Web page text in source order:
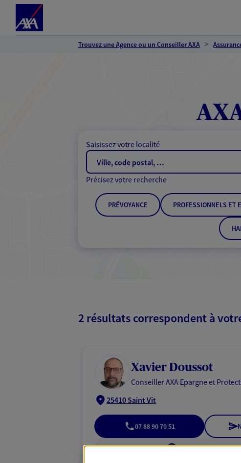
Trouvez une Agence ou un Conseiller AXA
Saisissez votre localité
Précisez votre recherche
PRÉVOYANCE PROFESSIONNELS ET
2 résultats correspondent à
Xavier Doussot
Conseiller AXA Epargne et
25410 Saint Vit
07 88 90 70 51
VOIR NOTRE SITE